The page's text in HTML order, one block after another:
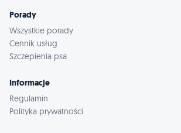
Porady
Wszystkie porady
Cennik usług
Szczepienia psa
Informacje
Regulamin
Polityka prywatności